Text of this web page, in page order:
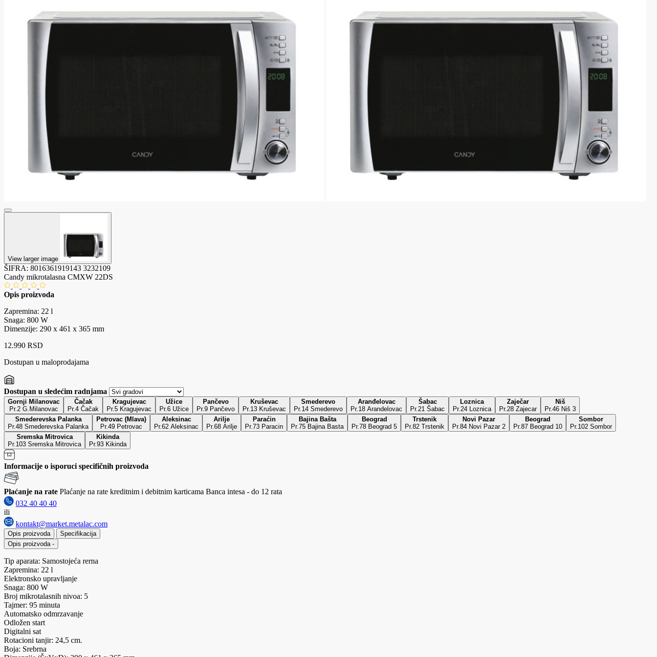
View larger image
ŠIFRA: 8016361919143 3232109
Candy mikrotalasna CMXW 22DS
Opis proizvoda
Zapremina: 22 l
Snaga: 800 W
Dimenzije: 290 x 461 x 365 mm
12.990 RSD
Dostupan u maloprodajama
Dostupan u sledećim radnjama
Gornji Milanovac
Pr.2 G.Milanovac
Čačak
Pr.4 Čačak
Kragujevac
Pr.5 Kragujevac
Užice
Pr.6 Užice
Pančevo
Pr.9 Pančevo
Kruševac
Pr.13 Kruševac
Smederevo
Pr.14 Smederevo
Aranđelovac
Pr.18 Arandelovac
Šabac
Pr.21 Šabac
Loznica
Pr.24 Loznica
Zaječar
Pr.28 Zajecar
Niš
Pr.46 Niš 3
Smederevska Palanka
Pr.48 Smederevska Palanka
Petrovac (Mlava)
Pr.49 Petrovac
Aleksinac
Pr.62 Aleksinac
Arilje
Pr.68 Arilje
Paraćin
Pr.73 Paracin
Bajina Bašta
Pr.75 Bajina Basta
Beograd
Pr.78 Beograd 5
Trstenik
Pr.82 Trstenik
Novi Pazar
Pr.84 Novi Pazar 2
Beograd
Pr.87 Beograd 10
Sombor
Pr.102 Sombor
Sremska Mitrovica
Pr.103 Sremska Mitrovica
Kikinda
Pr.93 Kikinda
Informacije o isporuci specifičnih proizvoda
Plaćanje na rate Plaćanje na rate kreditnim i debitnim karticama Banca intesa - do 12 rata
032 40 40 40
ili
kontakt@market.metalac.com
Opis proizvoda
Specifikacija
Opis proizvoda -
Tip aparata: Samostojeća rerna
Zapremina: 22 l
Elektronsko upravljanje
Snaga: 800 W
Broj mikrotalasnih nivoa: 5
Tajmer: 95 minuta
Automatsko odmrzavanje
Odložen start
Digitalni sat
Rotacioni tanjir: 24,5 cm.
Boja: Srebrna